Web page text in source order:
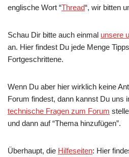
englische Wort “Thread“, wir bitten
Schau Dir bitte auch einmal unsere
an. Hier findest Du jede Menge
Fortgeschrittene.
Wenn Du aber hier wirklich keine
Forum findest, dann kannst Du uns
technische Fragen zum Forum
und dann auf “Thema hinzufügen”.
Überhaupt, die Hilfeseiten: Hier